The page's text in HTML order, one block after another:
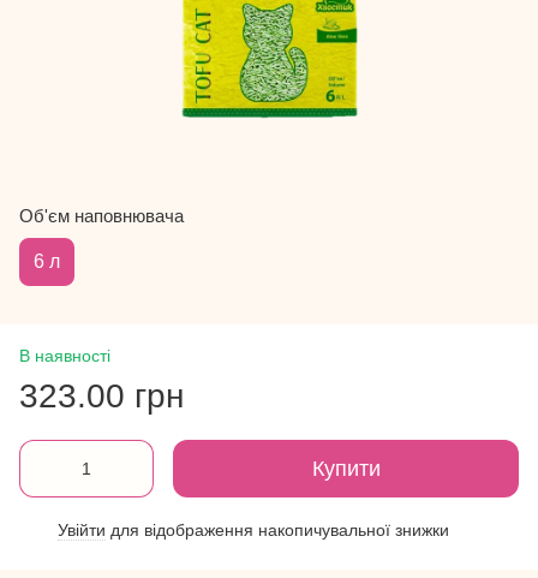
Об'єм наповнювача
6 л
В наявності
323.00 грн
Купити
Увійти для відображення накопичувальної знижки